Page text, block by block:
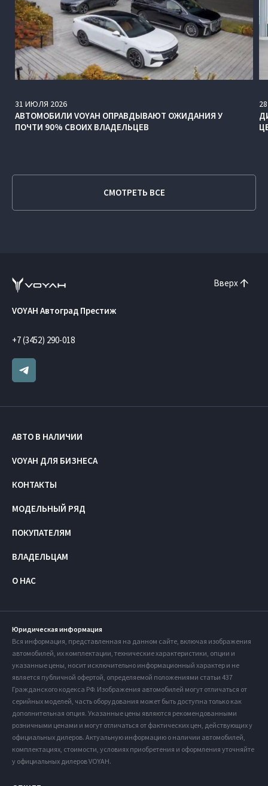
31 ИЮЛЯ 2026
АВТОМОБИЛИ VOYAH ОПРАВДЫВАЮТ ОЖИДАНИЯ У
ПОЧТИ 90% СВОИХ ВЛАДЕЛЬЦЕВ
28
СМОТРЕТЬ ВСЕ
Вверх
VOYAH Автоград Престиж
+7 (3452) 290-018
АВТО В НАЛИЧИИ
VOYAH ДЛЯ БИЗНЕСА
КОНТАКТЫ
МОДЕЛЬНЫЙ РЯД
ПОКУПАТЕЛЯМ
ВЛАДЕЛЬЦАМ
О НАС
Юридическая информация
Вся информация, представленная на данном сайте, включая изображения
автомобилей, их комплектации, технические характеристики, опции и
указанные цены, носит исключительно информационный характер и не
является публичной офертой, определяемой положениями статьи 437
Гражданского кодекса РФ. Изображения автомобилей могут отличаться от
серийных моделей, часть оборудования может быть доступна только как
дополнительная опция. Указанные цены являются рекомендованными
розничными ценами и могут отличаться от фактических цен, действующих у
официальных дилеров. Актуальную информацию о наличии автомобилей,
комплектациях, стоимости, условиях приобретения и оформления уточняйте
у официальных дилеров VOYAH.